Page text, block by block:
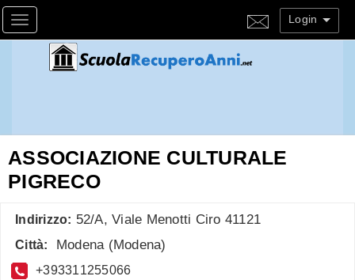
Toggle navigation Login
ASSOCIAZIONE CULTURALE
PIGRECO
Indirizzo: 52/A, Viale Menotti Ciro 41121
Città: Modena (Modena)
+393311255066